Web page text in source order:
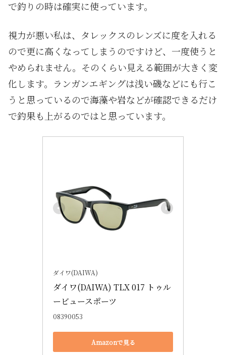
で釣りの時は確実に使っています。
視力が悪い私は、タレックスのレンズに度を入れる
ので更に高くなってしまうのですけど、一度使うと
やめられません。そのくらい見える範囲が大きく変
化します。ランガンエギングは浅い磯などにも行こ
うと思っているので海藻や岩などが確認できるだけ
で釣果も上がるのではと思っています。
ダイワ(DAIWA)
ダイワ(DAIWA) TLX 017 トゥル
ービュースポーツ
08390053
Amazonで見る